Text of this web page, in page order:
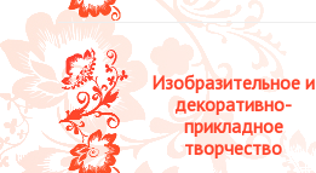
Изобразительное и
декоративно-
прикладное
творчество